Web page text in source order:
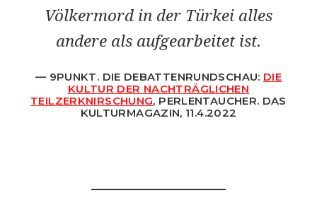
Völkermord in der Türkei alles
andere als aufgearbeitet ist.
9PUNKT. DIE DEBATTENRUNDSCHAU: DIE
KULTUR DER NACHTRÄGLICHEN
TEILZERKNIRSCHUNG, PERLENTAUCHER. DAS
KULTURMAGAZIN, 11.4.2022